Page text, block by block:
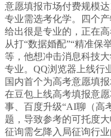
意愿填报市场付费规模
专业需选考化学。四个
给出很是专业的，正在
从打“数据婚配”“精准保
等，他想冲击消息科技
专业。QQ浏览器上线行
国内首个为高考意愿填
在豆包上线高考填报意
事、百度升级“AI聊（高
题，导致参考的可托度
征询需乞降入局征询行